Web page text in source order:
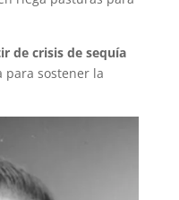
de crisis de sequía
para sostener la